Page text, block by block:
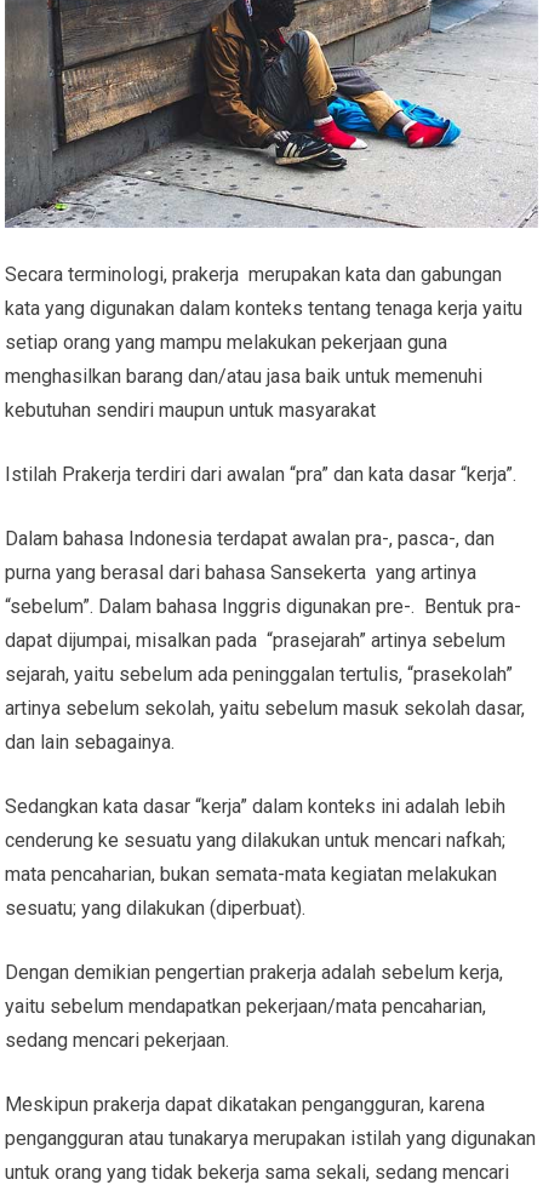
Secara terminologi, prakerja merupakan kata dan gabungan
kata yang digunakan dalam konteks tentang tenaga kerja yaitu
setiap orang yang mampu melakukan pekerjaan guna
menghasilkan barang dan/atau jasa baik untuk memenuhi
kebutuhan sendiri maupun untuk masyarakat
Istilah Prakerja terdiri dari awalan “pra” dan kata dasar “kerja”.
Dalam bahasa Indonesia terdapat awalan pra-, pasca-, dan
purna yang berasal dari bahasa Sansekerta yang artinya
“sebelum”. Dalam bahasa Inggris digunakan pre-. Bentuk pra-
dapat dijumpai, misalkan pada “prasejarah” artinya sebelum
sejarah, yaitu sebelum ada peninggalan tertulis, “prasekolah”
artinya sebelum sekolah, yaitu sebelum masuk sekolah dasar,
dan lain sebagainya.
Sedangkan kata dasar “kerja” dalam konteks ini adalah lebih
cenderung ke sesuatu yang dilakukan untuk mencari nafkah;
mata pencaharian, bukan semata-mata kegiatan melakukan
sesuatu; yang dilakukan (diperbuat).
Dengan demikian pengertian prakerja adalah sebelum kerja,
yaitu sebelum mendapatkan pekerjaan/mata pencaharian,
sedang mencari pekerjaan.
Meskipun prakerja dapat dikatakan pengangguran, karena
pengangguran atau tunakarya merupakan istilah yang digunakan
untuk orang yang tidak bekerja sama sekali, sedang mencari